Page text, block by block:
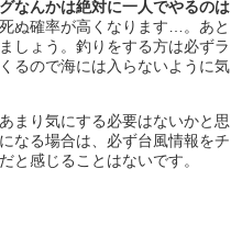
なんかは絶対に一人でやるのは
ぬ確率が高くなります…。あと
しょう。釣りをする方は必ずラ
るので海には入らないように気
まり気にする必要はないかと思
なる場合は、必ず台風情報をチ
と感じることはないです。